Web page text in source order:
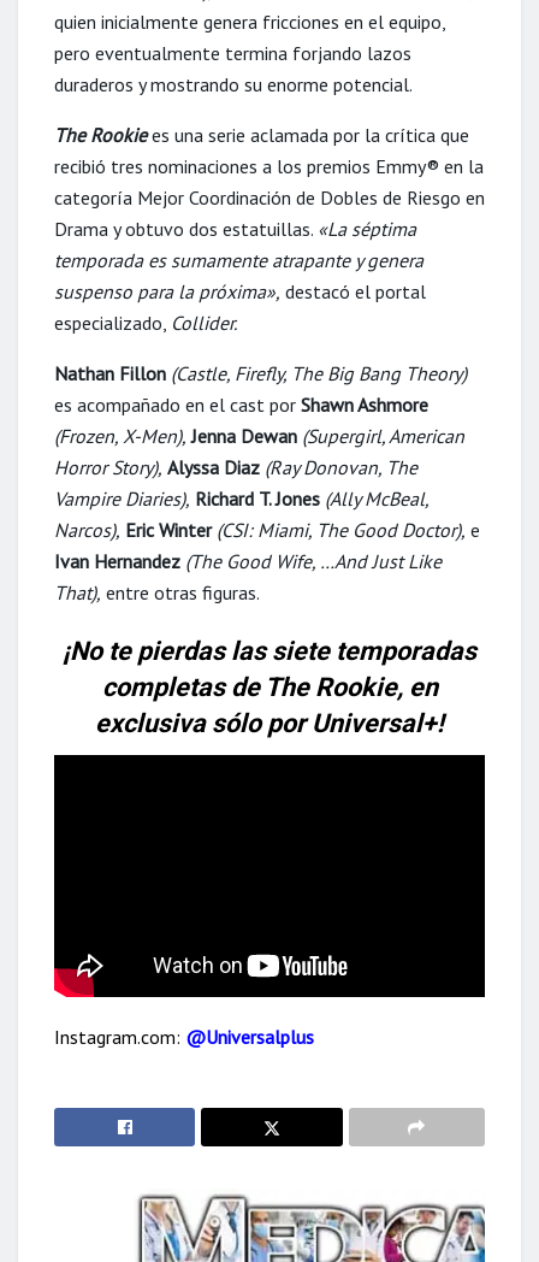
quien inicialmente genera fricciones en el equipo,
pero eventualmente termina forjando lazos
duraderos y mostrando su enorme potencial.
The Rookiees una serie aclamada por la crítica que
recibió tres nominaciones a los premios Emmy® en la
categoría Mejor Coordinación de Dobles de Riesgo en
Drama y obtuvo dos estatuillas. «La séptima
temporada es sumamente atrapante y genera
suspenso para la próxima», destacó el portal
especializado, Collider.
Nathan Fillon (Castle, Firefly, The Big Bang Theory)
es acompañado en el cast por Shawn Ashmore
(Frozen, X-Men), Jenna Dewan (Supergirl, American
Horror Story), Alyssa Diaz (Ray Donovan, The
Vampire Diaries), Richard T. Jones (Ally McBeal,
Narcos), Eric Winter (CSI: Miami, The Good Doctor), e
Ivan Hernandez (The Good Wife, …And Just Like
That), entre otras figuras.
¡No te pierdas las siete temporadas
completas de The Rookie, en
exclusiva sólo por Universal+!
Instagram.com: @Universalplus